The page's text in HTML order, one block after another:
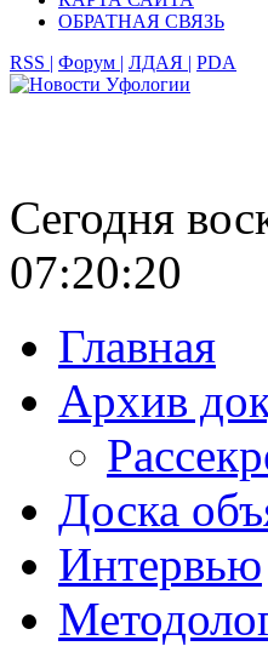
ОБРАТНАЯ СВЯЗЬ
RSS | Форум | ЛДАЯ | PDA
Сегодня
07:20:22
Главная
Архив
Доска
Интервью